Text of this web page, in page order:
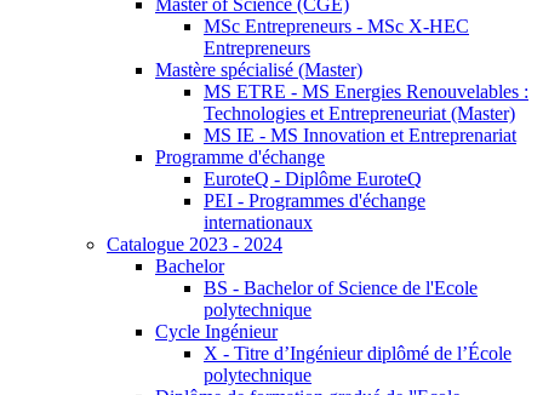
Master of Science (CGE)
MSc Entrepreneurs - MSc X-HEC
Entrepreneurs
Mastère spécialisé (Master)
MS ETRE - MS Energies Renouvelables :
Technologies et Entrepreneuriat (Master)
MS IE - MS Innovation et Entreprenariat
Programme d'échange
EuroteQ - Diplôme EuroteQ
PEI - Programmes d'échange
internationaux
Catalogue 2023 - 2024
Bachelor
BS - Bachelor of Science de l'Ecole
polytechnique
Cycle Ingénieur
X - Titre d’Ingénieur diplômé de l’École
polytechnique